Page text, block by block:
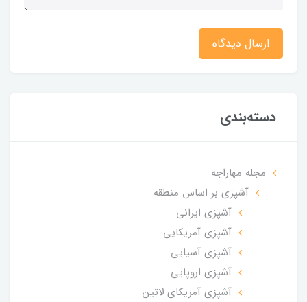
ارسال دیدگاه
دسته‌بندی
مجله مهاراجه
آشپزی بر اساس منطقه
آشپزی ایرانی
آشپزی آمریکایی
آشپزی آسیایی
آشپزی اروپایی
آشپزی آمریکای لاتین